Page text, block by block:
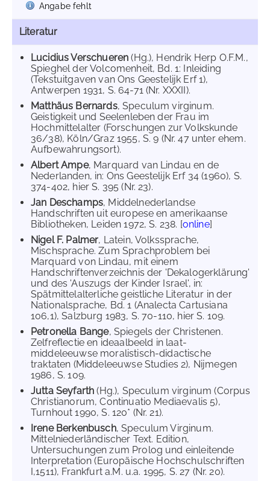
Angabe fehlt
Literatur
Lucidius Verschueren(Hg.), Hendrik Herp O.F.M.,
Spieghel der Volcomenheit, Bd. 1: Inleiding
(Tekstuitgaven van Ons Geestelijk Erf 1),
Antwerpen 1931, S. 64-71 (Nr. XXXII).
Matthäus Bernards, Speculum virginum.
Geistigkeit und Seelenleben der Frau im
Hochmittelalter (Forschungen zur Volkskunde
36/38), Köln/Graz 1955, S. 9 (Nr. 47 unter ehem.
Aufbewahrungsort).
Albert Ampe, Marquard van Lindau en de
Nederlanden, in: Ons Geestelijk Erf 34 (1960), S.
374-402, hier S. 395 (Nr. 23).
Jan Deschamps, Middelnederlandse
Handschriften uit europese en amerikaanse
Bibliotheken, Leiden 1972, S. 238. [online]
Nigel F. Palmer, Latein, Volkssprache,
Mischsprache. Zum Sprachproblem bei
Marquard von Lindau, mit einem
Handschriftenverzeichnis der 'Dekalogerklärung'
und des 'Auszugs der Kinder Israel', in:
Spätmittelalterliche geistliche Literatur in der
Nationalsprache, Bd. 1 (Analecta Cartusiana
106,1), Salzburg 1983, S. 70-110, hier S. 109.
Petronella Bange, Spiegels der Christenen.
Zelfreflectie en ideaalbeeld in laat-
middeleeuwse moralistisch-didactische
traktaten (Middeleeuwse Studies 2), Nijmegen
1986, S. 109.
Jutta Seyfarth(Hg.), Speculum virginum (Corpus
Christianorum, Continuatio Mediaevalis 5),
Turnhout 1990, S. 120* (Nr. 21).
Irene Berkenbusch, Speculum Virginum.
Mittelniederländischer Text. Edition,
Untersuchungen zum Prolog und einleitende
Interpretation (Europäische Hochschulschriften
I,1511), Frankfurt a.M. u.a. 1995, S. 27 (Nr. 20).